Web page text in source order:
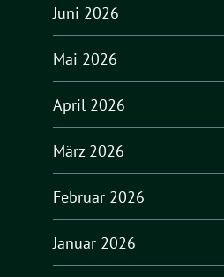
Juni 2026
Mai 2026
April 2026
März 2026
Februar 2026
Januar 2026